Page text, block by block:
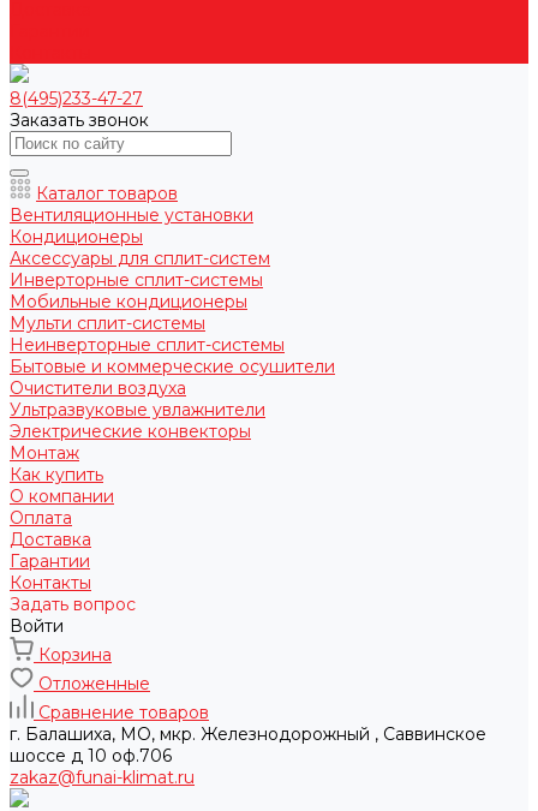
8(495)233-47-27
Заказать звонок
Каталог товаров
Вентиляционные установки
Кондиционеры
Аксессуары для сплит-систем
Инверторные сплит-системы
Мобильные кондиционеры
Мульти сплит-системы
Неинверторные сплит-системы
Бытовые и коммерческие осушители
Очистители воздуха
Ультразвуковые увлажнители
Электрические конвекторы
Монтаж
Как купить
О компании
Оплата
Доставка
Гарантии
Контакты
Задать вопрос
Войти
Корзина
Отложенные
Сравнение товаров
г. Балашиха, МО, мкр. Железнодорожный , Саввинское
шоссе д 10 оф.706
zakaz@funai-klimat.ru